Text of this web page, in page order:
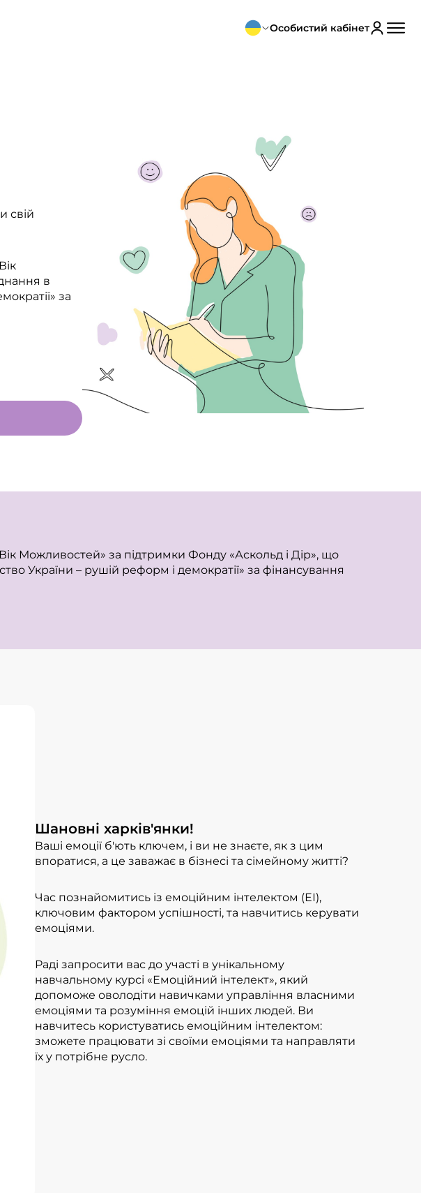
Особистий кабінет
свій
в
за
Можливостей» за підтримки Фонду «Аскольд і Дір», що
України – рушій реформ і демократії» за фінансування
Шановні харків'янки!
Ваші емоції б'ють ключем, і ви не знаєте, як з цим
впоратися, а це заважає в бізнесі та сімейному житті?
Час познайомитись із емоційним інтелектом (ЕІ),
ключовим фактором успішності, та навчитись керувати
емоціями.
Раді запросити вас до участі в унікальному
навчальному курсі «Емоційний інтелект», який
допоможе оволодіти навичками управління власними
емоціями та розуміння емоцій інших людей. Ви
навчитесь користуватись емоційним інтелектом:
зможете працювати зі своїми емоціями та направляти
їх у потрібне русло.